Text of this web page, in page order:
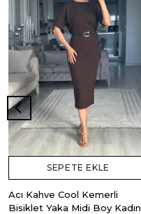
SEPETE EKLE
Acı Kahve Cool Kemerli
Bisiklet Yaka Midi Boy Kadın